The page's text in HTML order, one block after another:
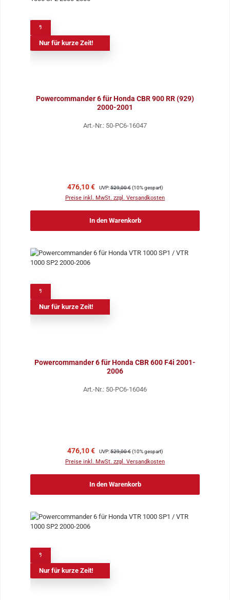
Nur für kurze Zeit!
Powercommander 6 für Honda CBR 900 RR (929)
2000-2001
Art.-Nr.: 50-PC6-16047
Verkaufspreis:
476,10 € Regulärer Preis:
UVP:529,00 €(10% gespart)
Preise inkl. MwSt. zzgl. Versandkosten
In den Warenkorb
Nur für kurze Zeit!
Powercommander 6 für Honda CBR 600 F4i 2001-
2006
Art.-Nr.: 50-PC6-16046
Verkaufspreis:
476,10 € Regulärer Preis:
UVP:529,00 €(10% gespart)
Preise inkl. MwSt. zzgl. Versandkosten
In den Warenkorb
Nur für kurze Zeit!